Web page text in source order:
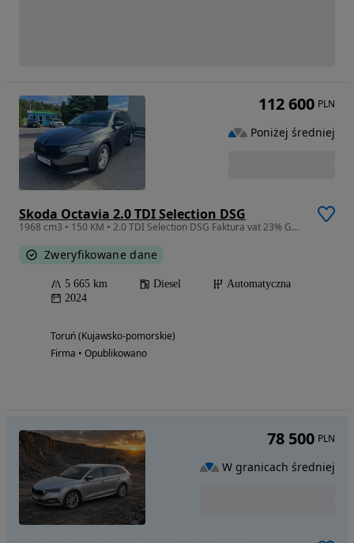
Skoda Octavia 2.0 TDI Selection DSG
1968 cm3 • 150 KM • 2.0 TDI Selection DSG Faktura vat 23% Gwarancja do 2030 roku
Zweryfikowane dane
5 665 km Diesel
Automatyczna
2024
Toruń (Kujawsko-pomorskie)
Firma • Opublikowano
112 600 PLN
Poniżej średniej
78 500 PLN
W granicach średniej